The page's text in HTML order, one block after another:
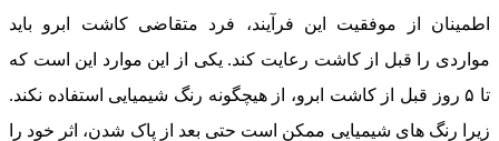
اطمینان از موفقیت این فرآیند، فرد متقاضی کاشت ابرو باید
مواردی را قبل از کاشت رعایت کند. یکی از این موارد این است که
تا ۵ روز قبل از کاشت ابرو، از هیچگونه رنگ شیمیایی استفاده نکند.
زیرا رنگ‌ های شیمیایی ممکن است حتی بعد از پاک شدن، اثر خود را